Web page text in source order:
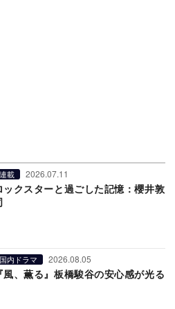
連載 2026.07.11
ックスターと過ごした記憶：櫻井敦
国内ドラマ 2026.08.05
『風、薫る』板橋駿谷の安心感が光る